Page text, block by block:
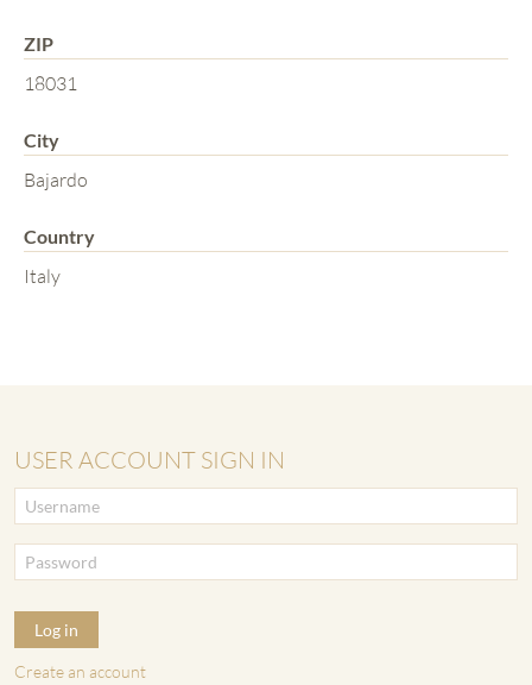
ZIP
18031
City
Bajardo
Country
Italy
USER ACCOUNT SIGN IN
Log in
Create an account